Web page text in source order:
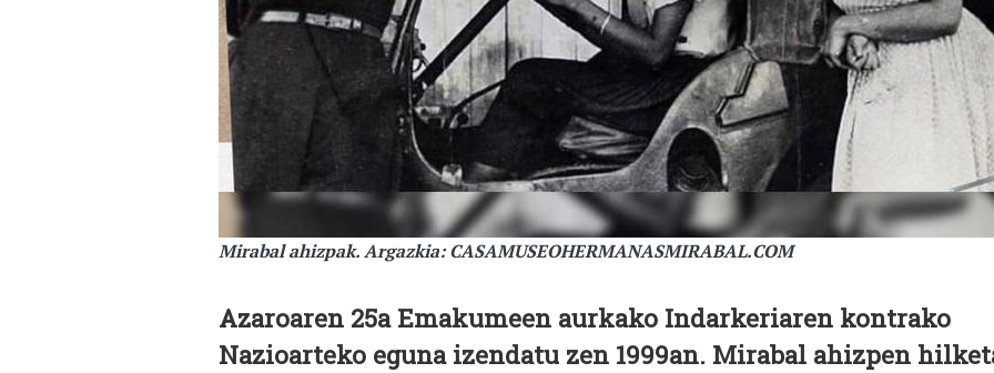
Mirabal ahizpak. Argazkia: CASAMUSEOHERMANASMIRABAL.COM
Azaroaren 25a Emakumeen aurkako Indarkeriaren kontrako
Nazioarteko eguna izendatu zen 1999an. Mirabal ahizpen